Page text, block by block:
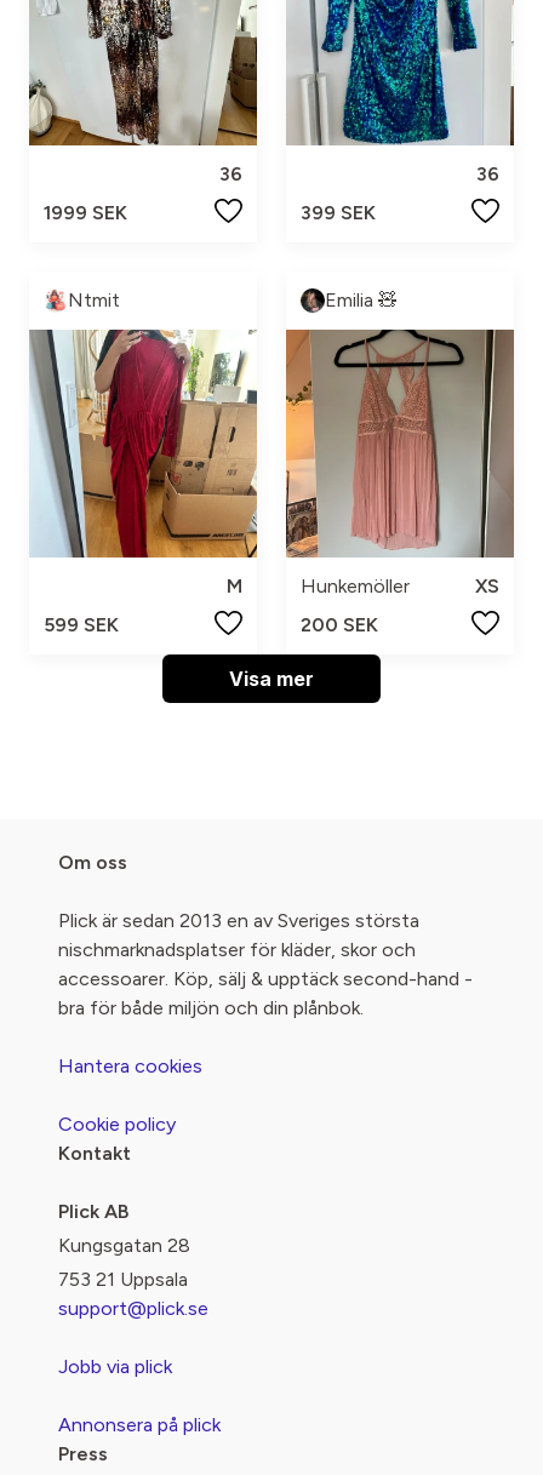
36
1999 SEK
36
399 SEK
Ntmit
M
599 SEK
Emilia 🧸
Hunkemöller
XS
200 SEK
Visa mer
Om oss
Plick är sedan 2013 en av Sveriges största
nischmarknadsplatser för kläder, skor och
accessoarer. Köp, sälj & upptäck second-hand -
bra för både miljön och din plånbok.
Hantera cookies
Cookie policy
Kontakt
Plick AB
Kungsgatan 28
753 21 Uppsala
support@plick.se
Jobb via plick
Annonsera på plick
Press